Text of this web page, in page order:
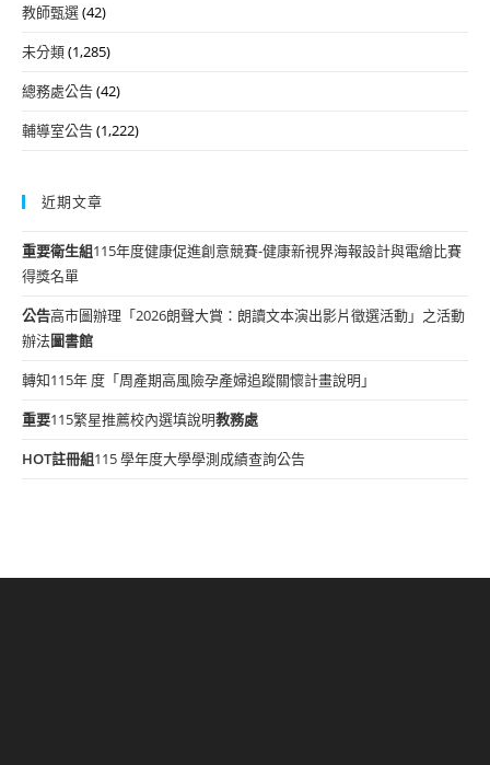
教師甄選(42)
未分類(1,285)
總務處公告(42)
輔導室公告(1,222)
近期文章
重要衛生組115年度健康促進創意競賽-健康新視界海報設計與電繪比賽
得獎名單
公告高市圖辦理「2026朗聲大賞：朗讀文本演出影片徵選活動」之活動
辦法圖書館
轉知115年 度「周產期高風險孕產婦追蹤關懷計畫說明」
重要115繁星推薦校內選填說明教務處
HOT註冊組115 學年度大學學測成績查詢公告